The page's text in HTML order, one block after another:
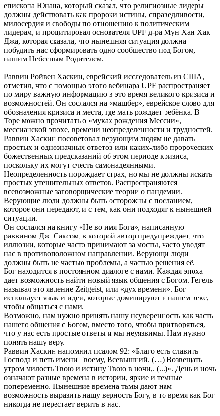
епископа Юнана, который сказал, что религиозные лидеры
должны действовать как пророки истины, справедливости,
милосердия и свободы по отношению к политическим
лидерам, и процитировал основателя UPF д-ра Мун Хан Хак
Джа, которая сказала, что нынешняя ситуация должна
побудить нас сформировать одно сообщество под Богом,
нашим Небесным Родителем.
Раввин Ройвен Хаскин, еврейский исследователь из США,
отметил, что с помощью этого вебинара UPF распространяет
по миру важную информацию в это время великого кризиса и
возможностей. Он сослался на «машбер», еврейское слово для
обозначения кризиса и места, где мать рождает ребёнка. В
Торе можно прочитать о «муках рождения Мессии»,
мессианской эпохе, времени неопределенности и трудностей.
Раввин Хаскин посоветовал верующим людям не давать
простых и однозначных ответов или каких-либо пророческих
божественных предсказаний об этом периоде кризиса,
поскольку их могут счесть самонадеянными.
Неопределенность порождает страх, но мы не должны искать
простых утешительных ответов. Распространяются
всевозможные заговорщические теории о пандемии.
Верующие люди должны быть осторожны с посланием,
которое они передают, и с тем, как они подходят к нынешней
ситуации.
Он сослался на книгу «Не во имя Бога», написанную
раввином Дж. Саксом, в которой автор предупреждает, что
иллюзии, которые часто принимают за мосты, часто уводят
нас в противоположном направлении. Верующи люди
должны быть не частью проблемы, а частью решения её.
Бог находится в постоянном диалоге с нами. Каждая эпоха
дает возможность найти новый язык общения с Богом. Гегель
называл это явление Zeitgeist, или «дух времени». Бог
использует язык и идеи, которые доминируют в нашем веке,
чтобы общаться с нами.
Возможно, нам нужно принять нашу неуверенность как часть
нашего общения с Богом, вместо того, чтобы притворяться,
что у нас есть простые ответы и мы неуязвимы. Нам нужно
понять нашу веру.
Раввин Хаскин напомнил псалом 92: «Благо есть славить
Господа и петь имени Твоему, Всевышний. (…) Возвещать
утром милость Твою и истину Твою в ночи,. (...)». День и ночь
означают разные времена в истории, яркие и темные
попеременно. Нынешние времена тьмы дают нам
возможность выразить нашу верность Богу, в то время как Бог
никогда не перестает верить в нас.